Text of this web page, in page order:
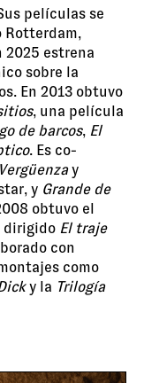
películas se
Rotterdam,
2025 estrena
sobre la
En 2013 obtuvo
, una película
de barcos, El
. Es co-
Vergüenzay
y Grande de
obtuvo el
dirigido El traje
con
como
y la Trilogía